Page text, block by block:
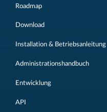
Roadmap
Download
Installation & Betriebsanleitung
Administrationshandbuch
Entwicklung
API